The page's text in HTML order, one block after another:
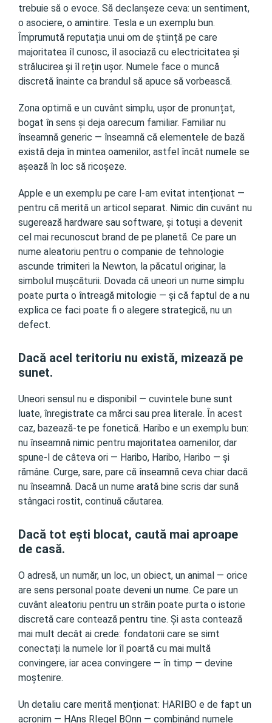
trebuie să o evoce. Să declanșeze ceva: un sentiment,
o asociere, o amintire. Tesla e un exemplu bun.
Împrumută reputația unui om de știință pe care
majoritatea îl cunosc, îl asociază cu electricitatea și
strălucirea și îl rețin ușor. Numele face o muncă
discretă înainte ca brandul să apuce să vorbească.
Zona optimă e un cuvânt simplu, ușor de pronunțat,
bogat în sens și deja oarecum familiar. Familiar nu
înseamnă generic — înseamnă că elementele de bază
există deja în mintea oamenilor, astfel încât numele se
așează în loc să ricoșeze.
Apple e un exemplu pe care l-am evitat intenționat —
pentru că merită un articol separat. Nimic din cuvânt nu
sugerează hardware sau software, și totuși a devenit
cel mai recunoscut brand de pe planetă. Ce pare un
nume aleatoriu pentru o companie de tehnologie
ascunde trimiteri la Newton, la păcatul originar, la
simbolul mușcăturii. Dovada că uneori un nume simplu
poate purta o întreagă mitologie — și că faptul de a nu
explica ce faci poate fi o alegere strategică, nu un
defect.
Dacă acel teritoriu nu există, mizează pe
sunet.
Uneori sensul nu e disponibil — cuvintele bune sunt
luate, înregistrate ca mărci sau prea literale. În acest
caz, bazează-te pe fonetică. Haribo e un exemplu bun:
nu înseamnă nimic pentru majoritatea oamenilor, dar
spune-l de câteva ori — Haribo, Haribo, Haribo — și
rămâne. Curge, sare, pare că înseamnă ceva chiar dacă
nu înseamnă. Dacă un nume arată bine scris dar sună
stângaci rostit, continuă căutarea.
Dacă tot ești blocat, caută mai aproape
de casă.
O adresă, un număr, un loc, un obiect, un animal — orice
are sens personal poate deveni un nume. Ce pare un
cuvânt aleatoriu pentru un străin poate purta o istorie
discretă care contează pentru tine. Și asta contează
mai mult decât ai crede: fondatorii care se simt
conectați la numele lor îl poartă cu mai multă
convingere, iar acea convingere — în timp — devine
moștenire.
Un detaliu care merită menționat: HARIBO e de fapt un
acronim — HAns RIegel BOnn — combinând numele